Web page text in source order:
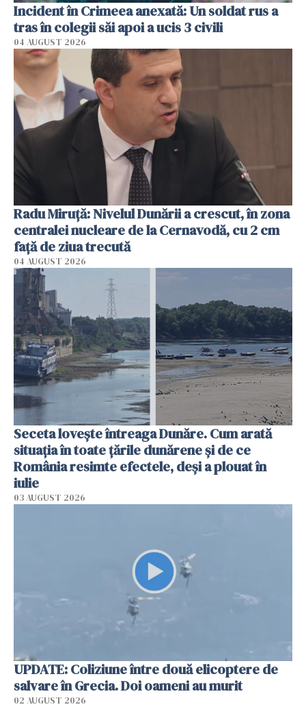
Incident în Crimeea anexată: Un soldat rus a
tras în colegii săi apoi a ucis 3 civili
04 AUGUST 2026
Radu Miruţă: Nivelul Dunării a crescut, în zona
centralei nucleare de la Cernavodă, cu 2 cm
faţă de ziua trecută
04 AUGUST 2026
Seceta lovește întreaga Dunăre. Cum arată
situația în toate țările dunărene și de ce
România resimte efectele, deși a plouat în
iulie
03 AUGUST 2026
UPDATE: Coliziune între două elicoptere de
salvare în Grecia. Doi oameni au murit
02 AUGUST 2026